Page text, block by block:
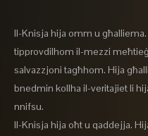
Il-Knisja hija omm u
tipprovdilhom il-mezzi
salvazzjoni tagħhom. Hija
bnedmin kollha il-veritajiet li
nnifsu.
Il-Knisja hija oħt u qaddejja.